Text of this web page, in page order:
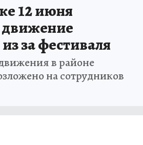
12 июня
движение
за фестиваля
в районе
на сотрудников